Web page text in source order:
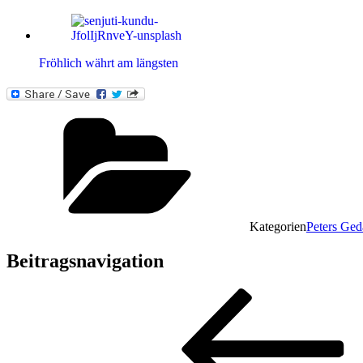
Fröhlich währt am längsten
KategorienPeters
Beitragsnavigation